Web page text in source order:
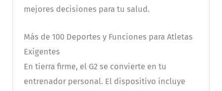
mejores decisiones para tu salud.
Más de 100 Deportes y Funciones para Atletas
Exigentes
En tierra firme, el G2 se convierte en tu
entrenador personal. El dispositivo incluye